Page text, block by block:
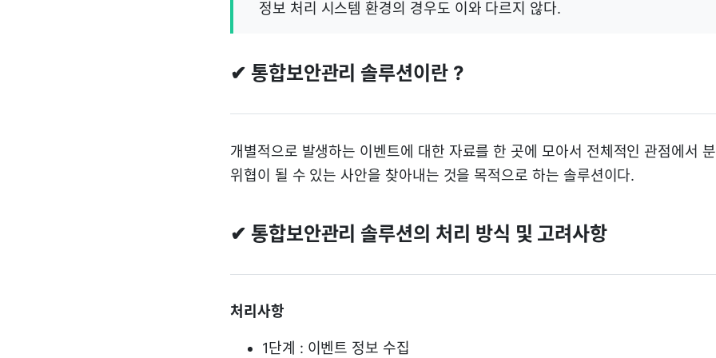
정보 처리 시스템 환경의 경우도 이와 다르지 않다.
✔ 통합보안관리 솔루션이란 ?
개별적으로 발생하는 이벤트에 대한 자료를 한 곳에 모아서 전체적인 관점에서 분
위협이 될 수 있는 사안을 찾아내는 것을 목적으로 하는 솔루션이다.
✔ 통합보안관리 솔루션의 처리 방식 및 고려사항
처리사항
1단계 : 이벤트 정보 수집